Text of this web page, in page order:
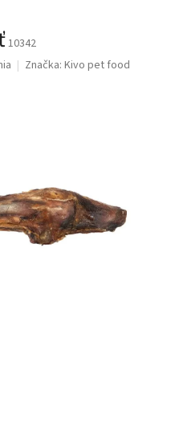
10342
Značka: Kivo pet food